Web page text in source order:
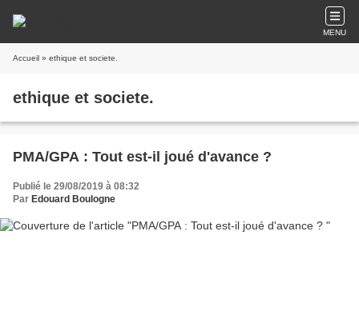
MENU
Accueil » ethique et societe.
ethique et societe.
PMA/GPA : Tout est-il joué d'avance ?
Publié le 29/08/2019 à 08:32
Par Edouard Boulogne